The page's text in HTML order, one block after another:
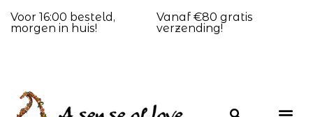
Voor 16:00 besteld,
morgen in huis!
Vanaf €80 gratis
verzending!